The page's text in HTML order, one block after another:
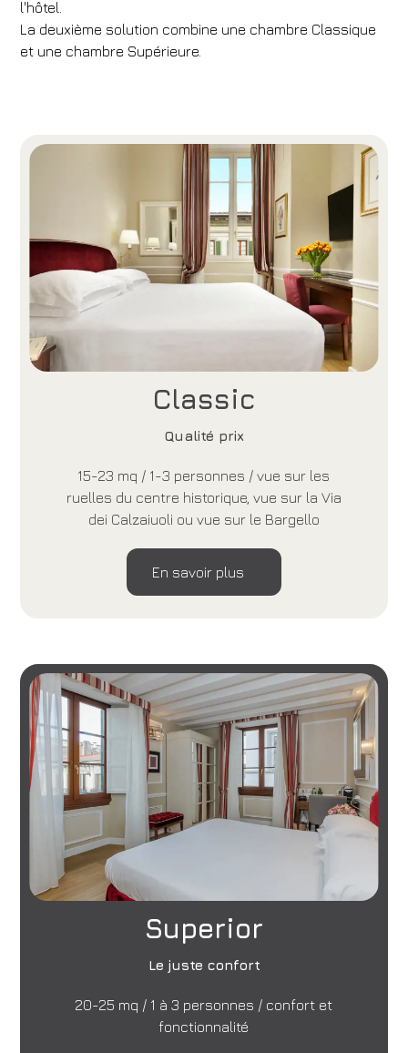
l'hôtel.
La deuxième solution combine une chambre Classique
et une chambre Supérieure.
Classic
Qualité prix
15-23 mq / 1-3 personnes / vue sur les
ruelles du centre historique, vue sur la Via
dei Calzaiuoli ou vue sur le Bargello
En savoir plus
Superior
Le juste confort
20-25 mq / 1 à 3 personnes / confort et
fonctionnalité